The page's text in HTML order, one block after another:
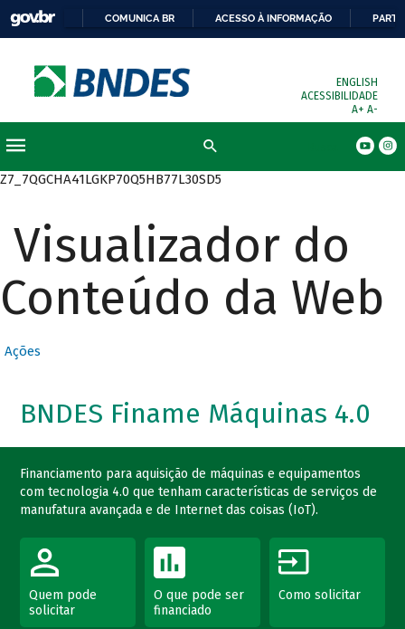
COMUNICA BR ACESSO À INFORMAÇÃO
ENGLISH
ACESSIBILIDADE
A+ A-
Z7_7QGCHA41LGKP70Q5HB77L30SD5
Visualizador do
Conteúdo da Web
Ações
BNDES Finame Máquinas 4.0
Financiamento para aquisição de máquinas e equipamentos
com tecnologia 4.0 que tenham características de serviços de
manufatura avançada e de Internet das coisas (IoT).
Quem pode
solicitar
O que pode ser
financiado
Como solicitar